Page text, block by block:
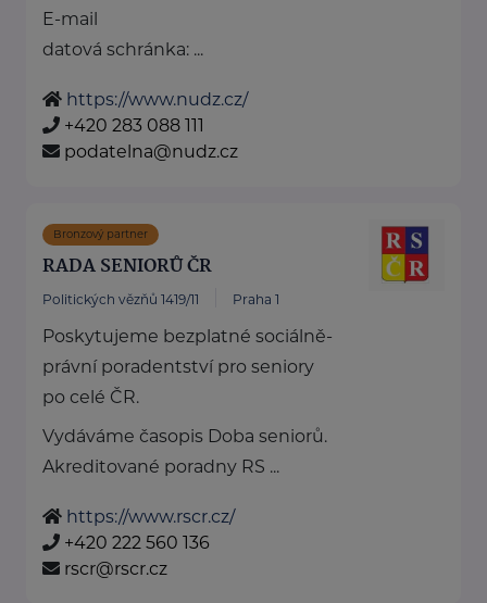
E-mail
datová schránka: ...
https://www.nudz.cz/
+420 283 088 111
podatelna@nudz.cz
Bronzový partner
RADA SENIORŮ ČR
Politických vězňů 1419/11 Praha 1
Poskytujeme bezplatné sociálně-
právní poradentství pro seniory
po celé ČR.
Vydáváme časopis Doba seniorů.
Akreditované poradny RS ...
https://www.rscr.cz/
+420 222 560 136
rscr@rscr.cz